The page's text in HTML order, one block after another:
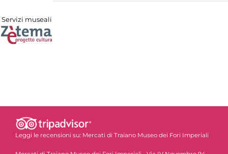
Servizi museali
Leggi le recensioni su: Mercati di Traiano Museo dei Fori Imperiali